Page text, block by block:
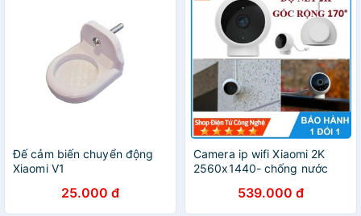
Đế cảm biến chuyển động
Xiaomi V1
25.000 đ
Camera ip wifi Xiaomi 2K
2560x1440- chống nước
539.000 đ